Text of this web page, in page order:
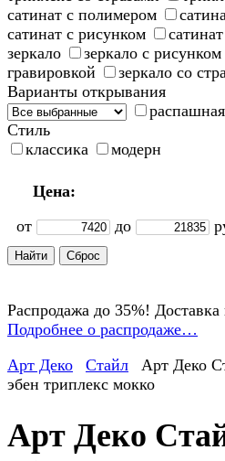
сатинат с полимером
сатинат с рисунком
зеркало
зеркало с рисунком
гравировкой
зеркало со
Варианты открывания
распашная
Стиль
классика
модерн
Цена:
от
до
Распродажа до 35%! Доставка
Подробнее о распродаже…
Арт Деко
Стайл
Арт Деко
эбен триплекс мокко
Арт Деко